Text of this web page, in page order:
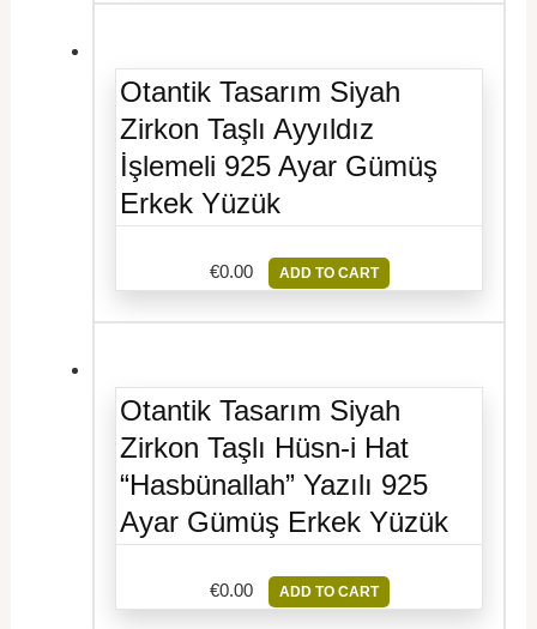
Otantik Tasarım Siyah
Zirkon Taşlı Ayyıldız
İşlemeli 925 Ayar Gümüş
Erkek Yüzük
€0.00 ADD TO CART
Otantik Tasarım Siyah
Zirkon Taşlı Hüsn-i Hat
“Hasbünallah” Yazılı 925
Ayar Gümüş Erkek Yüzük
€0.00 ADD TO CART